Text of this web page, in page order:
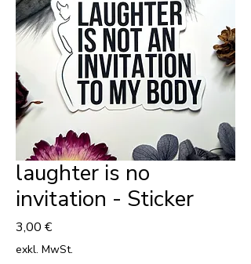
laughter is no
invitation - Sticker
3,00 €Preis
exkl. MwSt.